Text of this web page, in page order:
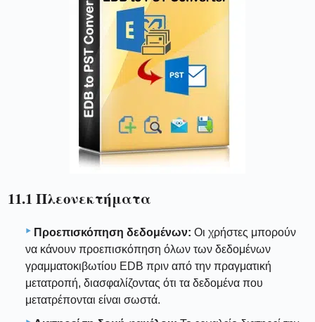
11.1 Πλεονεκτήματα
Προεπισκόπηση δεδομένων: Οι χρήστες μπορούν
να κάνουν προεπισκόπηση όλων των δεδομένων
γραμματοκιβωτίου EDB πριν από την πραγματική
μετατροπή, διασφαλίζοντας ότι τα δεδομένα που
μετατρέπονται είναι σωστά.